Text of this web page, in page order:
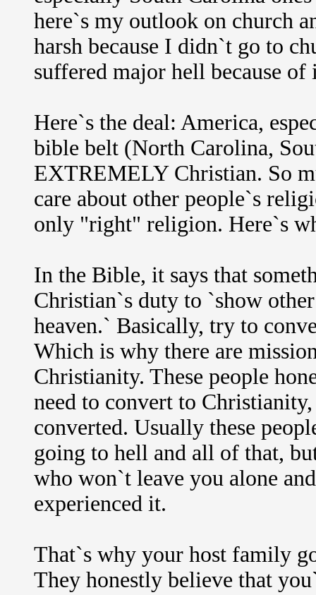
here`s my outlook on church
harsh because I didn`t go to
suffered major hell because of
Here`s the deal: America,
bible belt (North Carolina,
EXTREMELY Christian. So
care about other people`s
only "right" religion. Here`s
In the Bible, it says that
Christian`s duty to `show
heaven.` Basically, try to
Which is why there are
Christianity. These people
need to convert to
converted. Usually these
going to hell and all of that,
who won`t leave you alone
experienced it.
That`s why your host family
They honestly believe that